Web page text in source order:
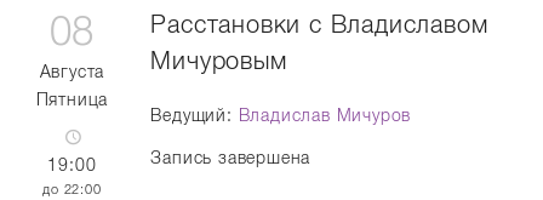
08
Августа
Пятница
19:00
22:00
Расстановки с Владиславом
Мичуровым
Ведущий: Владислав Мичуров
Запись завершена